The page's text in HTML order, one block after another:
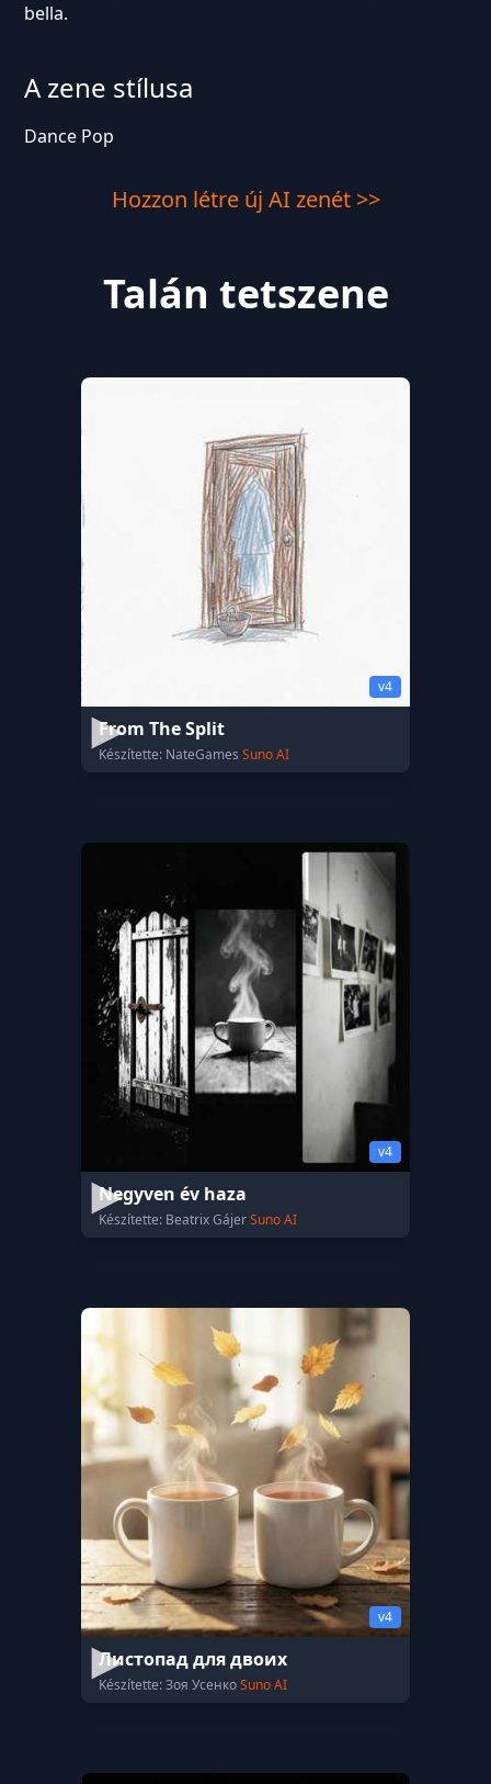
bella.
A zene stílusa
Dance Pop
Hozzon létre új AI zenét >>
Talán tetszene
v4
From The Split
Készítette: NateGames Suno AI
v4
Negyven év haza
Készítette: Beatrix GájerSuno AI
v4
Листопад для двоих
Készítette: Зоя УсенкоSuno AI